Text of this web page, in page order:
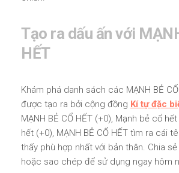
Tạo ra dấu ấn với
HẾT
Khám phá danh sách các MẠNH BẺ
được tạo ra bởi cộng đồng Kí tự đặc
MẠNH BẺ CỔ HẾT (+0), Mạnh bẻ cổ
hết (+0), MẠNH BẺ CỔ HẾT tìm ra cái
thấy phù hợp nhất với bản thân. Chia
hoặc sao chép để sử dụng ngay hôm